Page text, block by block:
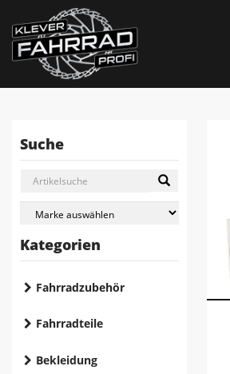
Suche
Kategorien
Fahrradzubehör
Fahrradteile
Bekleidung